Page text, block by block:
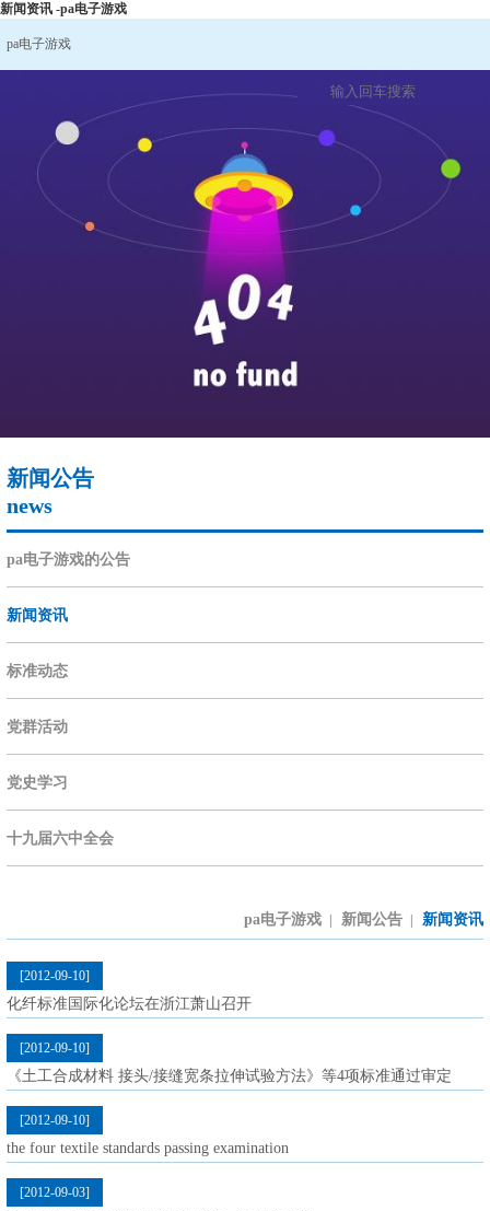
新闻资讯 -pa电子游戏
pa电子游戏
新闻公告
news
pa电子游戏的公告
新闻资讯
标准动态
党群活动
党史学习
十九届六中全会
pa电子游戏 新闻公告 新闻资讯
[2012-09-10]
化纤标准国际化论坛在浙江萧山召开
[2012-09-10]
《土工合成材料 接头/接缝宽条拉伸试验方法》等4项标准通过审定
[2012-09-10]
the four textile standards passing examination
[2012-09-03]